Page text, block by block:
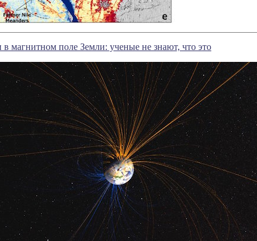
магнитном поле Земли: ученые не знают, что это